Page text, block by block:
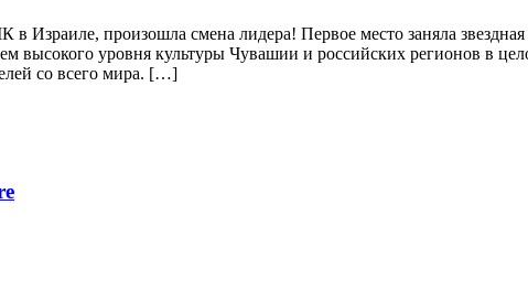
произошла смена лидера! Первое место заняла
высокого уровня культуры Чувашии и российских регионов в
со всего мира. […]